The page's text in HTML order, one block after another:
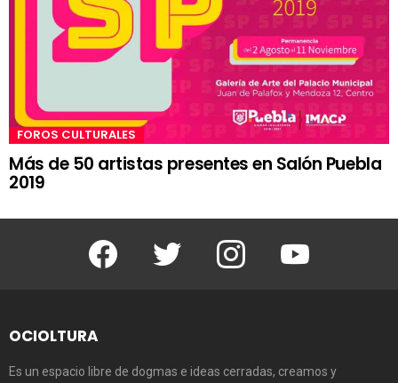
FOROS CULTURALES
Más de 50 artistas presentes en Salón Puebla
2019
Facebook Twitter Instagram
OCIOLTURA
Es un espacio libre de dogmas e ideas cerradas, creamos y